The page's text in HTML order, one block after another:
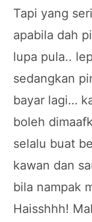
Tapi yang
apabila dah
lupa pula..
sedangkan
bayar lagi…
boleh
selalu buat
kawan dan
bila nampak
Haisshhh!